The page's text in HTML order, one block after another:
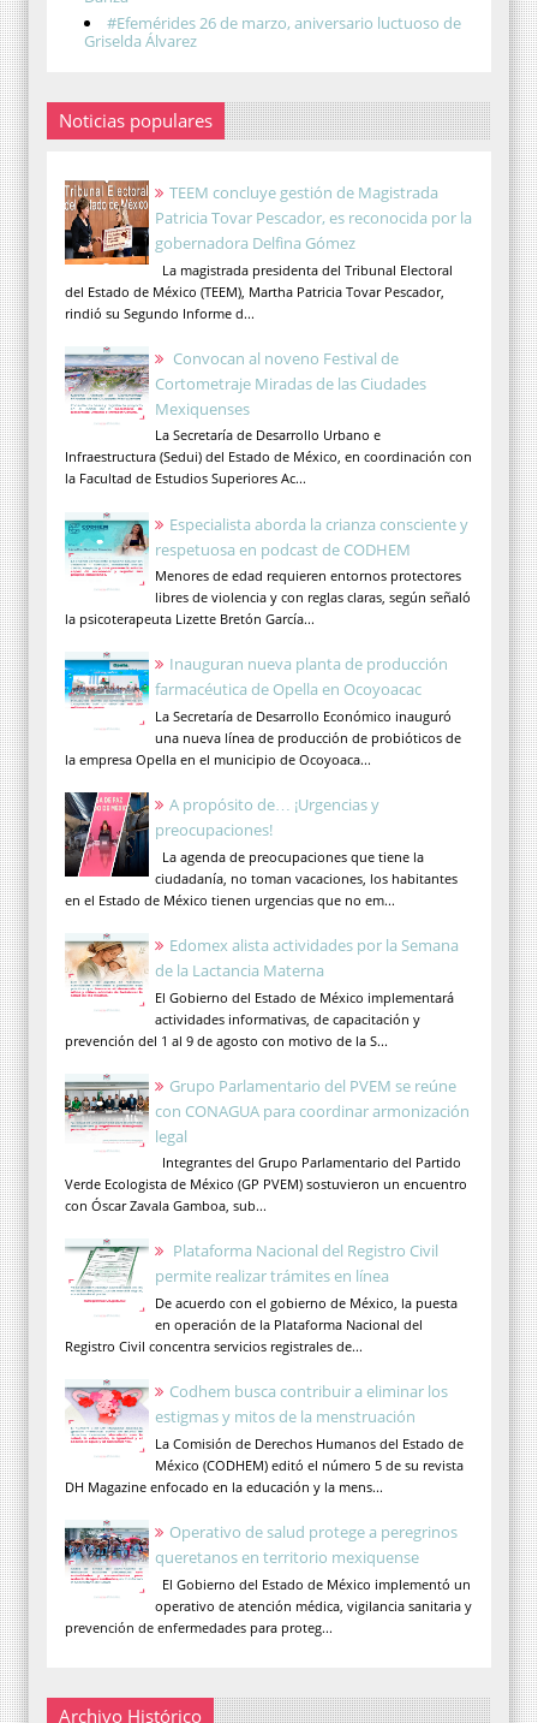
#Efemérides 26 de marzo, aniversario luctuoso de
Griselda Álvarez
Noticias populares
TEEM concluye gestión de Magistrada
Patricia Tovar Pescador, es reconocida por la
gobernadora Delfina Gómez
La magistrada presidenta del Tribunal Electoral
del Estado de México (TEEM), Martha Patricia Tovar Pescador,
rindió su Segundo Informe d...
Convocan al noveno Festival de
Cortometraje Miradas de las Ciudades
Mexiquenses
La Secretaría de Desarrollo Urbano e
Infraestructura (Sedui) del Estado de México, en coordinación con
la Facultad de Estudios Superiores Ac...
Especialista aborda la crianza consciente y
respetuosa en podcast de CODHEM
Menores de edad requieren entornos protectores
libres de violencia y con reglas claras, según señaló
la psicoterapeuta Lizette Bretón García...
Inauguran nueva planta de producción
farmacéutica de Opella en Ocoyoacac
La Secretaría de Desarrollo Económico inauguró
una nueva línea de producción de probióticos de
la empresa Opella en el municipio de Ocoyoaca...
A propósito de… ¡Urgencias y
preocupaciones!
La agenda de preocupaciones que tiene la
ciudadanía, no toman vacaciones, los habitantes
en el Estado de México tienen urgencias que no em...
Edomex alista actividades por la Semana
de la Lactancia Materna
El Gobierno del Estado de México implementará
actividades informativas, de capacitación y
prevención del 1 al 9 de agosto con motivo de la S...
Grupo Parlamentario del PVEM se reúne
con CONAGUA para coordinar armonización
legal
Integrantes del Grupo Parlamentario del Partido
Verde Ecologista de México (GP PVEM) sostuvieron un encuentro
con Óscar Zavala Gamboa, sub...
Plataforma Nacional del Registro Civil
permite realizar trámites en línea
De acuerdo con el gobierno de México, la puesta
en operación de la Plataforma Nacional del
Registro Civil concentra servicios registrales de...
Codhem busca contribuir a eliminar los
estigmas y mitos de la menstruación
La Comisión de Derechos Humanos del Estado de
México (CODHEM) editó el número 5 de su revista
DH Magazine enfocado en la educación y la mens...
Operativo de salud protege a peregrinos
queretanos en territorio mexiquense
El Gobierno del Estado de México implementó un
operativo de atención médica, vigilancia sanitaria y
prevención de enfermedades para proteg...
Archivo Histórico